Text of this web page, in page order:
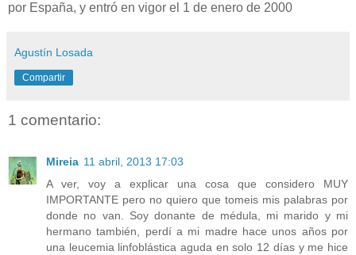
por España, y entró en vigor el 1 de enero de 2000
Agustín Losada
Compartir
1 comentario:
Mireia 11 abril, 2013 17:03
A ver, voy a explicar una cosa que considero MUY
IMPORTANTE pero no quiero que tomeis mis palabras por
donde no van. Soy donante de médula, mi marido y mi
hermano también, perdí a mi madre hace unos años por
una leucemia linfoblástica aguda en solo 12 días y me hice